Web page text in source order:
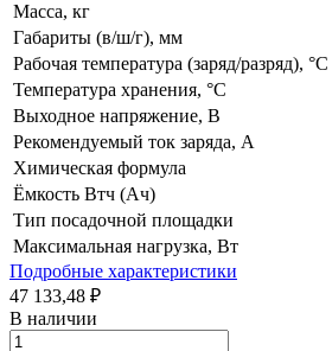
Масса, кг
Габариты (в/ш/г), мм
Рабочая температура (заряд/разряд), °C
Температура хранения, °C
Выходное напряжение, В
Рекомендуемый ток заряда, А
Химическая формула
Ёмкость Втч (Ач)
Тип посадочной площадки
Максимальная нагрузка, Вт
Подробные характеристики
47 133,48 ₽
В наличии